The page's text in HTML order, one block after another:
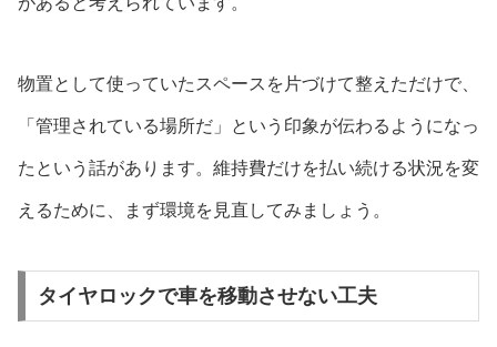
物置として使っていたスペースを片づけて整えただけで、
「管理されている場所だ」という印象が伝わるようになっ
たという話があります。維持費だけを払い続ける状況を変
えるために、まず環境を見直してみましょう。
タイヤロックで車を移動させない工夫